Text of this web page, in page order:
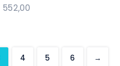
552,00
4 5 6 →